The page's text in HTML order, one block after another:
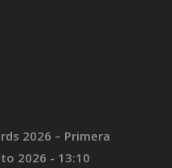
2026 – Primera
2026 - 13:10